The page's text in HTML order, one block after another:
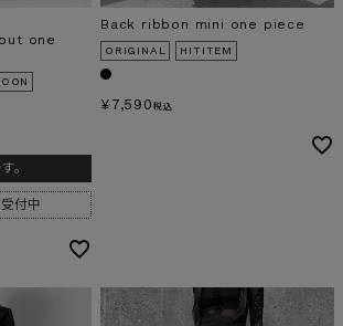
one
。
付中
Back ribbon mini one piece
ORIGINAL HITITEM
¥ 7,590 税込